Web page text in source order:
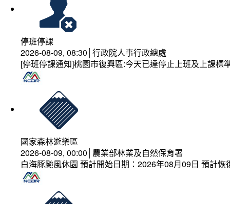
停班停課
2026-08-09, 08:30│行政院人事行政總處
[停班停課通知]桃園市復興區:今天已達停止上班及上課
國家森林遊樂區
2026-08-09, 00:00│農業部林業及自然保育署
白海豚颱風休園 預計開始日期：2026年08月09日 預計